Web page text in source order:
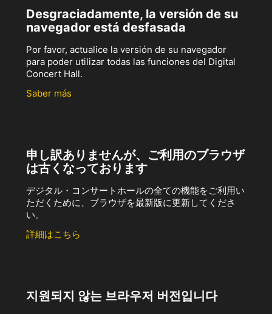
Desgraciadamente, la versión de su
navegador está desfasada
Por favor, actualice la versión de su navegador
para poder utilizar todas las funciones del Digital
Concert Hall.
Saber más
申し訳ありませんが、ご利用のブラウザ
は古くなっております
デジタル・コンサートホールの全ての機能をご利用い
ただくために、ブラウザを最新版に更新してくださ
い。
詳細はこちら
지원되지 않는 브라우저 버전입니다